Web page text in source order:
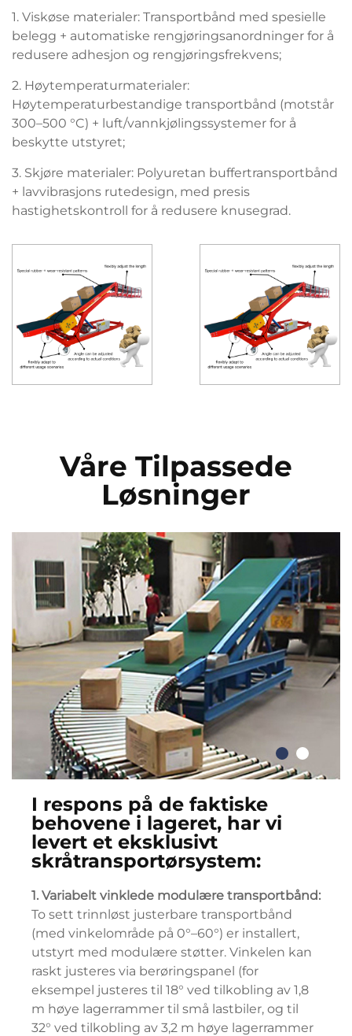
1. Viskøse materialer: Transportbånd med spesielle
belegg + automatiske rengjøringsanordninger for å
redusere adhesjon og rengjøringsfrekvens;
2. Høytemperaturmaterialer:
Høytemperaturbestandige transportbånd (motstår
300–500 °C) + luft/vannkjølingssystemer for å
beskytte utstyret;
3. Skjøre materialer: Polyuretan buffertransportbånd
+ lavvibrasjons rutedesign, med presis
hastighetskontroll for å redusere knusegrad.
Våre Tilpassede
Løsninger
I respons på de faktiske
behovene i lageret, har vi
levert et eksklusivt
skråtransportørsystem:
1. Variabelt vinklede modulære transportbånd:
To sett trinnløst justerbare transportbånd
(med vinkelområde på 0°–60°) er installert,
utstyrt med modulære støtter. Vinkelen kan
raskt justeres via berøringspanel (for
eksempel justeres til 18° ved tilkobling av 1,8
m høye lagerrammer til små lastbiler, og til
32° ved tilkobling av 3,2 m høye lagerrammer